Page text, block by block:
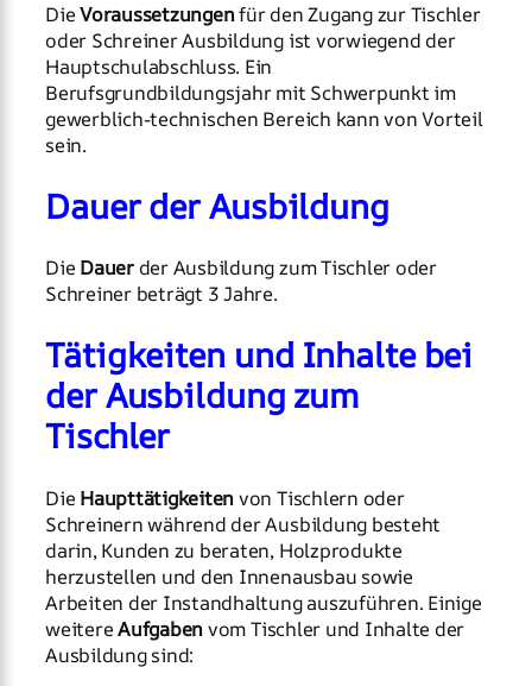
DieVoraussetzungenfür den Zugang zur Tischler
oder Schreiner Ausbildung ist vorwiegend der
Hauptschulabschluss. Ein
Berufsgrundbildungsjahr mit Schwerpunkt im
gewerblich-technischen Bereich kann von Vorteil
sein.
Dauer der Ausbildung
Die Dauerder Ausbildung zum Tischler oder
Schreiner beträgt 3 Jahre.
Tätigkeiten und Inhalte bei
der Ausbildung zum
Tischler
Die Haupttätigkeitenvon Tischlern oder
Schreinern während der Ausbildung besteht
darin, Kunden zu beraten, Holzprodukte
herzustellen und den Innenausbau sowie
Arbeiten der Instandhaltung auszuführen. Einige
weitereAufgabenvom Tischler und Inhalte der
Ausbildung sind: